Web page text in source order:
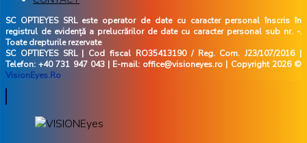
SC OPTIEYES SRL este operator de date cu caracter personal înscris în
registrul de evidență a prelucrărilor de date cu caracter personal sub nr. -.
Toate drepturile rezervate
SC OPTIEYES SRL | Cod fiscal RO35413190 / Reg. Com. J23/107/2016 |
Telefon: +40 731 947 043 | E-mail: office@visioneyes.ro | Copyright 2026 ©
VisionEyes.Ro